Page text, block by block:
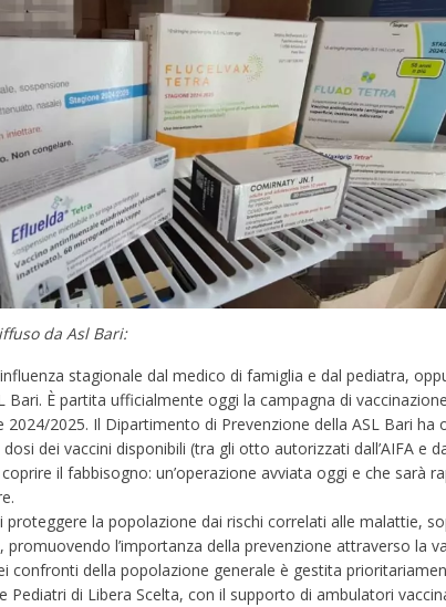
da Asl Bari:
stagionale dal medico di famiglia e dal pediatra,
Bari. È partita ufficialmente oggi la campagna di vaccinazione
2025. Il Dipartimento di Prevenzione della ASL Bari ha
dei vaccini disponibili (tra gli otto autorizzati dall’AIFA e
il fabbisogno: un’operazione avviata oggi e che sarà
proteggere la popolazione dai rischi correlati alle malattie,
promuovendo l’importanza della prevenzione attraverso la
confronti della popolazione generale è gestita
Pediatri di Libera Scelta, con il supporto di ambulatori